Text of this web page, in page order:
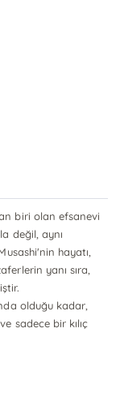
biri olan efsanevi
değil, aynı
hayatı,
yanı sıra,
olduğu kadar,
sadece bir kılıç